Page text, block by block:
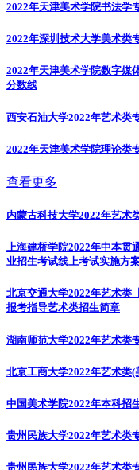
2022年天津美术学院书法学
2022年深圳技术大学美术类
2022年天津美术学院数字媒
分数线
西安石油大学2022年艺术类
2022年天津美术学院理论类
查看更多
内蒙古科技大学2022年艺术
上海建桥学院2022年中本贯
业招生考试线上考试实施方
北京交通大学2022年艺术类
报考指导艺术类招生简章
湖南师范大学2022年艺术类
北京工商大学2022年艺术类(
中国美术学院2022年本科招
贵州民族大学2022年艺术类
贵州民族大学2022年艺术类